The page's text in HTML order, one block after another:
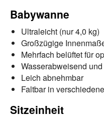
Babywanne
Ultraleicht (nur 4,0 kg)
Großzügige
Mehrfach belüftet für
Wasserabweisend
Leich abnehmbar
Faltbar in
Sitzeinheit